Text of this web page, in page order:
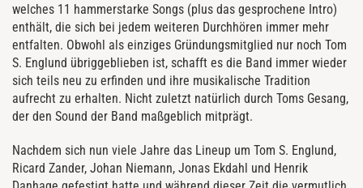
welches 11 hammerstarke Songs (plus das gesprochene Intro)
enthält, die sich bei jedem weiteren Durchhören immer mehr
entfalten. Obwohl als einziges Gründungsmitglied nur noch Tom
S. Englund übriggeblieben ist, schafft es die Band immer wieder
sich teils neu zu erfinden und ihre musikalische Tradition
aufrecht zu erhalten. Nicht zuletzt natürlich durch Toms Gesang,
der den Sound der Band maßgeblich mitprägt.
Nachdem sich nun viele Jahre das Lineup um Tom S. Englund,
Ricard Zander, Johan Niemann, Jonas Ekdahl und Henrik